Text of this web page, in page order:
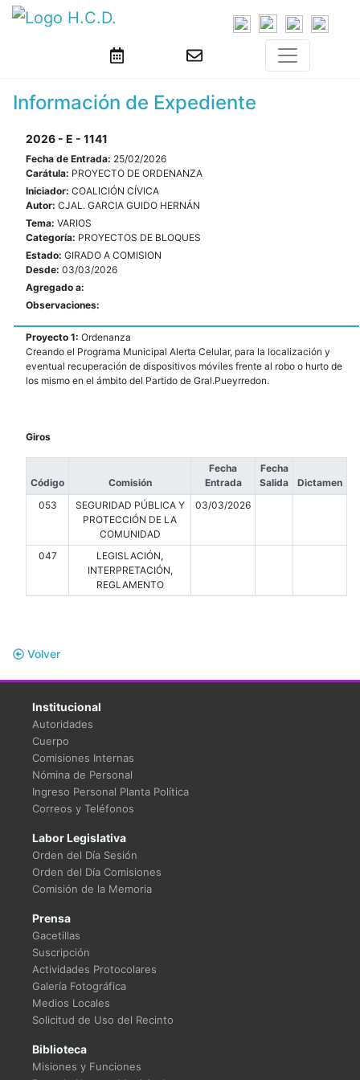
Información de Expediente
2026 - E - 1141
Fecha de Entrada: 25/02/2026
Carátula: PROYECTO DE ORDENANZA
Iniciador: COALICIÓN CÍVICA
Autor: CJAL. GARCIA GUIDO HERNÁN
Tema: VARIOS
Categoría: PROYECTOS DE BLOQUES
Estado: GIRADO A COMISION
Desde: 03/03/2026
Agregado a:
Observaciones:
Proyecto 1: Ordenanza
Creando el Programa Municipal Alerta Celular, para la localización y
eventual recuperación de dispositivos móviles frente al robo o hurto de
los mismo en el ámbito del Partido de Gral.Pueyrredon.
Giros
Código Comisión
Fecha
Entrada
Fecha
Salida
Dictamen
053
SEGURIDAD PÚBLICA Y
PROTECCIÓN DE LA
COMUNIDAD
03/03/2026
047
LEGISLACIÓN,
INTERPRETACIÓN,
REGLAMENTO
Volver
Institucional
Autoridades
Cuerpo
Comisiones Internas
Nómina de Personal
Ingreso Personal Planta Política
Correos y Teléfonos
Labor Legislativa
Orden del Día Sesión
Orden del Día Comisiones
Comisión de la Memoria
Prensa
Gacetillas
Suscripción
Actividades Protocolares
Galería Fotográfica
Medios Locales
Solicitud de Uso del Recinto
Biblioteca
Misiones y Funciones